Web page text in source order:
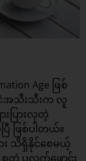
Age ဖြစ်
ငံအသီးသီးက လူ
းပြားလှတဲ့
ဖြစ်ပါတယ်။
သိရှိနိုင်စေမယ့်
တဲ့ စတဲ့ ပလက်ဖောင်း